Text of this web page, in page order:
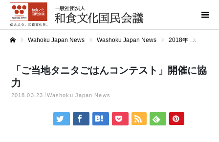
Wahoku Japan News Washoku Japan News 2018年
「ご当地タニタごはんコンテスト」開催に協
力
2018.03.23 Washoku Japan News